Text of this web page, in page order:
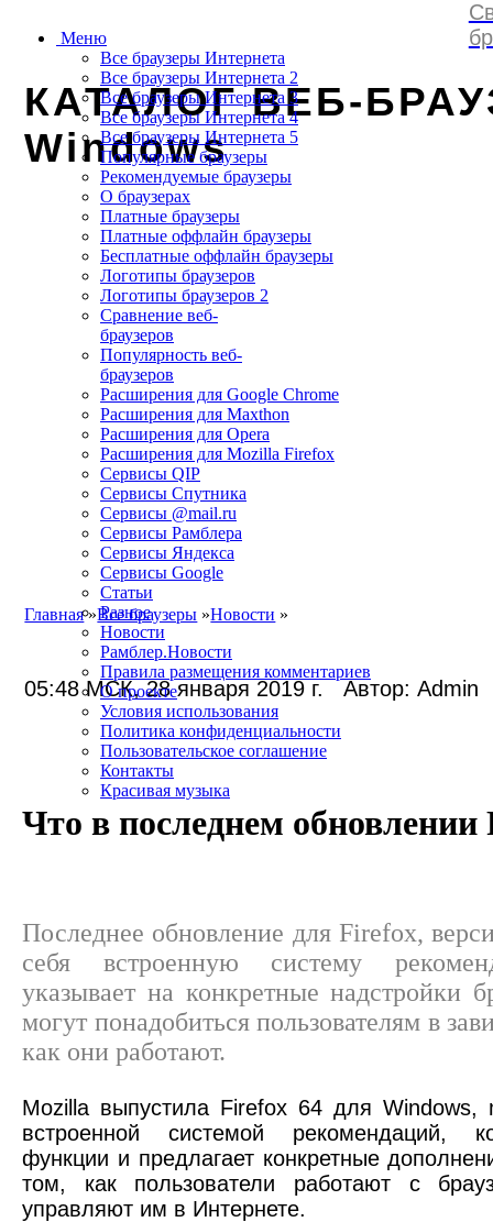
Что в последнем обновлении
Последнее обновление для Firefox,
себя встроенную систему
указывает на конкретные надстройки
могут понадобиться пользователям в
как они работают.
Mozilla выпустила Firefox 64 для Windows,
встроенной системой рекомендаций,
функции и предлагает конкретные
том, как пользователи работают с
управляют им в Интернете.
Главная»Все браузеры »Новости »
05:48 МСК, 28 января 2019 г. Автор: Admin
КАТАЛОГ ВЕБ-
Windows
Меню
Все браузеры Интернета
Все браузеры Интернета 2
Все браузеры Интернета 3
Все браузеры Интернета 4
Все браузеры Интернета 5
Популярные браузеры
Рекомендуемые браузеры
О браузерах
Платные браузеры
Платные оффлайн браузеры
Бесплатные оффлайн браузеры
Логотипы браузеров
Логотипы браузеров 2
Сравнение веб-
браузеров
Популярность веб-
браузеров
Расширения для Google Chrome
Расширения для Maxthon
Расширения для Opera
Расширения для Mozilla Firefox
Сервисы QIP
Сервисы Спутника
Сервисы @mail.ru
Сервисы Рамблера
Сервисы Яндекса
Сервисы Google
Статьи
Разное
Новости
Рамблер.Новости
Правила размещения комментариев
О проекте
Условия использования
Политика конфиденциальности
Пользовательское соглашение
Контакты
Красивая музыка